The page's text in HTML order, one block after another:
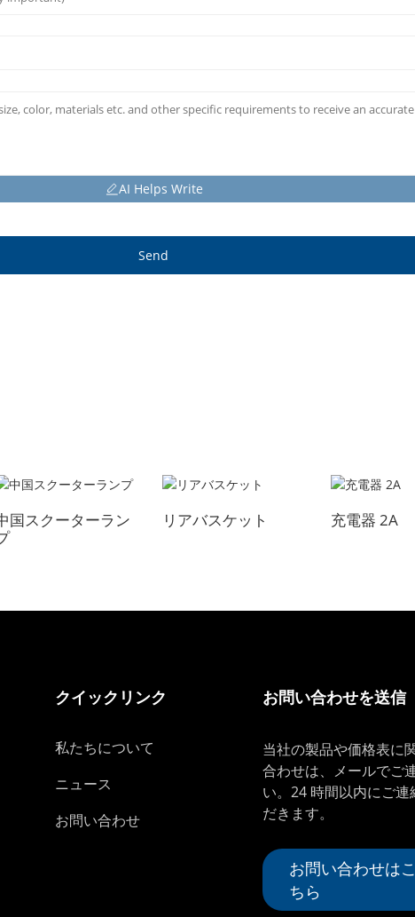
AI Helps Write
Send
国スクーターラン
リアバスケット 充電器 2A
クイックリンク
私たちについて
ニュース
お問い合わせ
お問い合わせを送信
当社の製品や価格表に
合わせは、メールでご
い。24 時間以内にご連
だきます。
お問い合わせはこ
ちら